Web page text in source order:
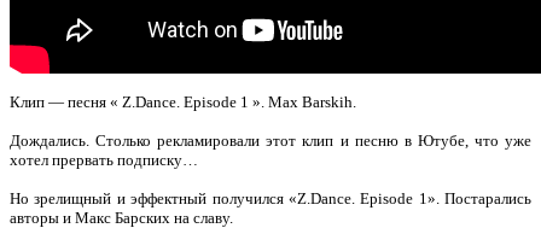
Клип — песня « Z.Dance. Episode 1 ». Max Barskih.
Дождались. Столько рекламировали этот клип и песню в Ютубе, что уже
хотел прервать подписку…
Но зрелищный и эффектный получился «Z.Dance. Episode 1». Постарались
авторы и Макс Барских на славу.